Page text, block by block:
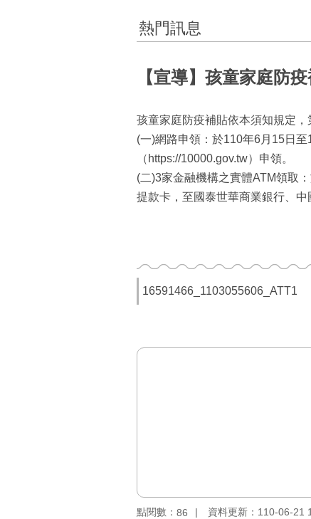
熱門訊息
【宣導】孩童家庭防
孩童家庭防疫補貼依本須知規定
(一)網路申領：於110年6月15日
（https://10000.gov.tw）申領。
(二)3家金融機構之實體ATM領取
提款卡，至國泰世華商業銀行、
16591466_1103055606_ATT1
點閱數： 86 資料更新：110-06-21